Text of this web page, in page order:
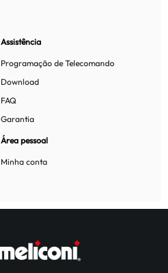
Assistência
Programação de Telecomando
Download
FAQ
Garantia
Área pessoal
Minha conta